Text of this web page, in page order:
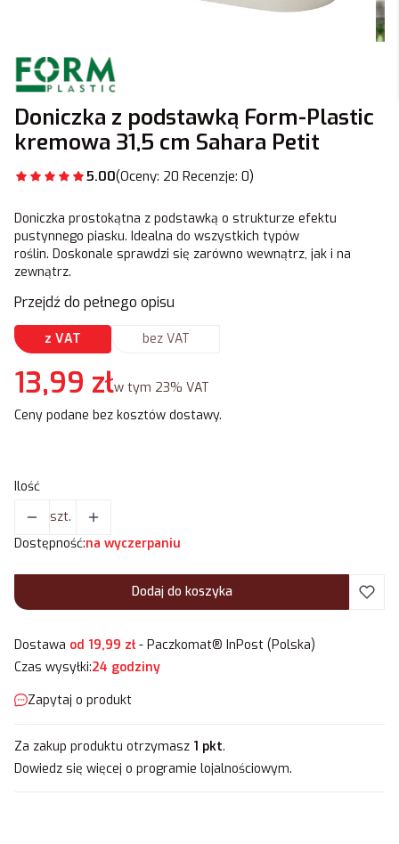
Doniczka z podstawką Form-Plastic
kremowa 31,5 cm Sahara Petit
5.00(Oceny: 20 Recenzje: 0)
Doniczka prostokątna z podstawką o strukturze efektu
pustynnego piasku. Idealna do wszystkich typów
roślin. Doskonale sprawdzi się zarówno wewnątrz, jak i na
zewnątrz.
Przejdź do pełnego opisu
z VAT bez VAT
Cena
13,99 złw tym 23% VAT
w tym 23% VAT
Ceny podane bez kosztów dostawy.
Ilość
szt.
Dostępność:na wyczerpaniu
Dodaj do koszyka
Dostawa od 19,99 zł- Paczkomat® InPost (Polska)
Czas wysyłki:24 godziny
Zapytaj o produkt
Za zakup produktu otrzymasz 1 pkt.
Dowiedz się więcej o programie lojalnościowym.